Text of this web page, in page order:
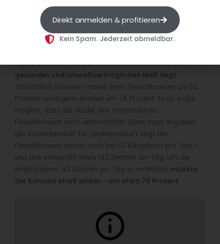
(Männer)
Fisch und Krustentiere – 23 Gramm (Frauen) und 29
Gramm (Männer)
Fleischkonsum der Deutschen erheblich über dem
gesunden und umweltverträglichen Maß liegt
Tatsächlich müssten Frauen ihren Fleischkonsum um 62
Prozent verringern, Männer um 74 Prozent. Es ist sogar
möglich, dass die Studie den tatsächlichen
Fleischkonsum noch unterschätzt. Denn nach Angaben
der Bundesanstalt für Landwirtschaft liegt der
Fleischkonsum immer noch bei 52 Kilogramm pro Jahr –
und das entspricht etwa 142 Gramm am Tag. Um die
empfohlenen 43 Gramm am Tag zu erreichen, müsste
der Konsum stark sinken – um etwa 70 Prozent
info
Direkt anmelden & profitieren
Kein Spam. Jederzeit abmeldbar.